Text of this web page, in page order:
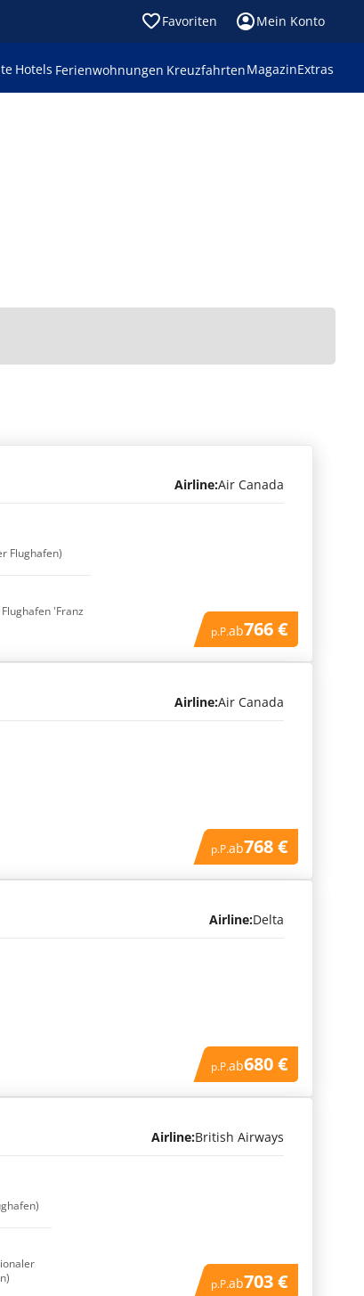
Favoriten Mein Konto
Hotels Ferienwohnungen KreuzfahrtenMagazinExtras
Airline:Air Canada
Flughafen)
'Franz
p.P.ab766 €
Airline:Air Canada
p.P.ab768 €
Airline:Delta
p.P.ab680 €
Airline:British Airways
p.P.ab703 €